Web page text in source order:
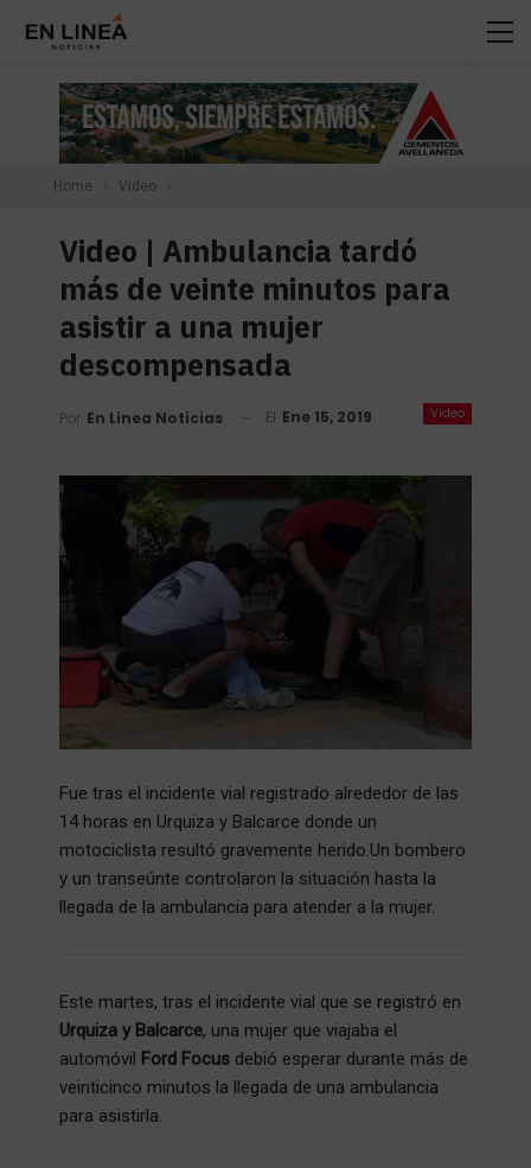
Home Video
Video | Ambulancia tardó
más de veinte minutos para
asistir a una mujer
descompensada
Video
Por En Linea Noticias El Ene 15, 2019
Fue tras el incidente vial registrado alrededor de las
14 horas en Urquiza y Balcarce donde un
motociclista resultó gravemente herido.Un bombero
y un transeúnte controlaron la situación hasta la
llegada de la ambulancia para atender a la mujer.
Este martes, tras el incidente vial que se registró en
Urquiza y Balcarce, una mujer que viajaba el
automóvil
Ford Focus debió esperar durante más de
veinticinco minutos la llegada de una ambulancia
para asistirla.